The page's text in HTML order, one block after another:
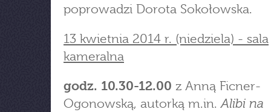
poprowadzi Dorota Sokołowska.
13 kwietnia 2014 r. (niedziela) - sala
kameralna
godz. 10.30-12.00 z Anną Ficner-
Ogonowską, autorką m.in.Alibi na